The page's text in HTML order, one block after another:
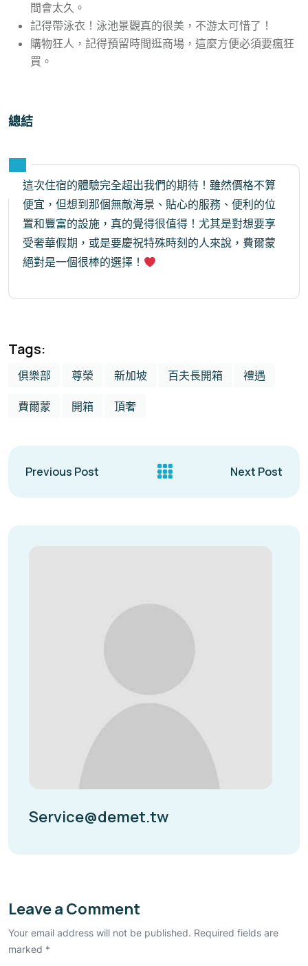
間會太久。
記得帶泳衣！泳池景觀真的很美，不游太可惜了！
購物狂人，記得預留時間逛商場，這麼方便必須要瘋狂
買。
總結
這次住宿的體驗完全超出我們的期待！雖然價格不算
便宜，但想到那個無敵海景、貼心的服務、便利的位
置和豐富的設施，真的覺得很值得！尤其是對想要享
受奢華假期，或是要慶祝特殊時刻的人來說，費爾蒙
絕對是一個很棒的選擇！
Tags:
俱樂部 尊榮 新加坡 百夫長開箱 禮遇
費爾蒙 開箱 頂奢
Previous Post Next Post
Service@demet.tw
Leave a Comment
Your email address will not be published. Required fields are
marked *